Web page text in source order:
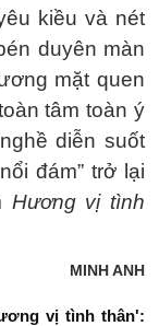
kiều và nét
duyên màn
mặt quen
tâm toàn ý
diễn suốt
đám” trở lại
Hương vị tình
MINH ANH
vị tình thân':